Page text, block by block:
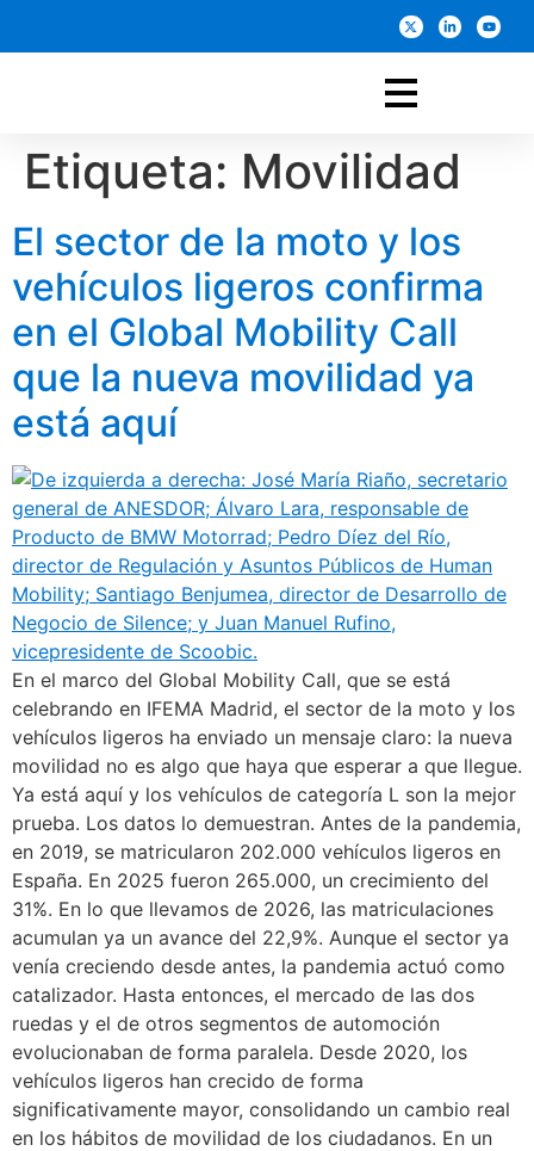
Etiqueta: Movilidad
El sector de la moto y los
vehículos ligeros confirma
en el Global Mobility Call
que la nueva movilidad ya
está aquí
En el marco del Global Mobility Call, que se está
celebrando en IFEMA Madrid, el sector de la moto y los
vehículos ligeros ha enviado un mensaje claro: la nueva
movilidad no es algo que haya que esperar a que llegue.
Ya está aquí y los vehículos de categoría L son la mejor
prueba. Los datos lo demuestran. Antes de la pandemia,
en 2019, se matricularon 202.000 vehículos ligeros en
España. En 2025 fueron 265.000, un crecimiento del
31%. En lo que llevamos de 2026, las matriculaciones
acumulan ya un avance del 22,9%. Aunque el sector ya
venía creciendo desde antes, la pandemia actuó como
catalizador. Hasta entonces, el mercado de las dos
ruedas y el de otros segmentos de automoción
evolucionaban de forma paralela. Desde 2020, los
vehículos ligeros han crecido de forma
significativamente mayor, consolidando un cambio real
en los hábitos de movilidad de los ciudadanos. En un